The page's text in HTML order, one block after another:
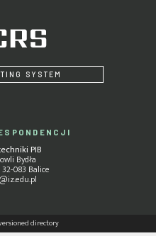
SYSTEM
PIB
Bydła
083 Balice
directory